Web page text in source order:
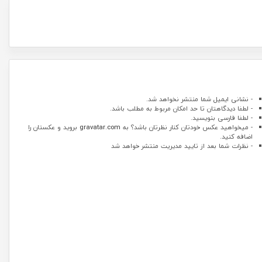
- نشانی ایمیل شما منتشر نخواهد شد.
- لطفا دیدگاهتان تا حد امکان مربوط به مطلب باشد.
- لطفا فارسی بنویسید.
- میخواهید عکس خودتان کنار نظرتان باشد؟ به gravatar.com بروید و عکستان را
اضافه کنید.
- نظرات شما بعد از تایید مدیریت منتشر خواهد شد